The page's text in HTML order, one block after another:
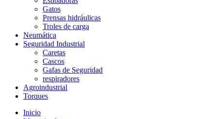
Gatos
Prensas hidráulicas
Troles de carga
Neumática
Seguridad Industrial
Caretas
Cascos
Gafas de Seguridad
respiradores
Agroindustrial
Torques
Inicio